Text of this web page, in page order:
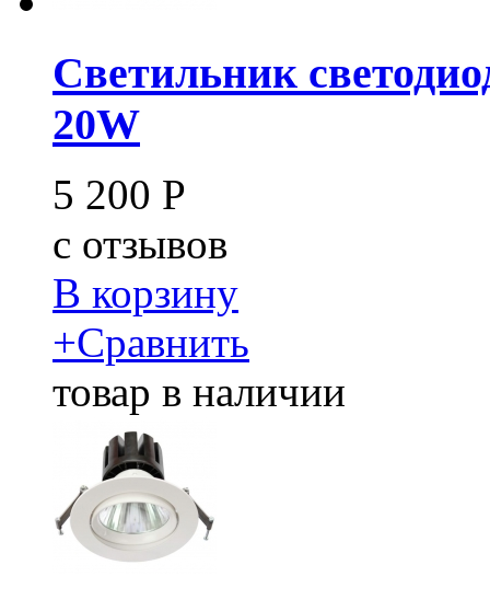
Светильник
20W
5 200 Р
c отзывов
В корзину
+Сравнить
товар в наличии